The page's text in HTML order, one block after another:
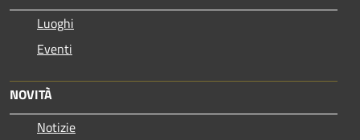
Luoghi
Eventi
NOVITÀ
Notizie